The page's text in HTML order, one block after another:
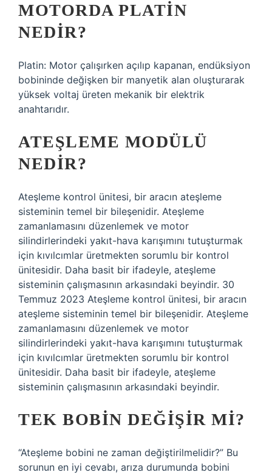
MOTORDA PLATIN
NEDIR?
Platin: Motor çalışırken açılıp kapanan, endüksiyon
bobininde değişken bir manyetik alan oluşturarak
yüksek voltaj üreten mekanik bir elektrik
anahtarıdır.
ATEŞLEME MODÜLÜ
NEDIR?
Ateşleme kontrol ünitesi, bir aracın ateşleme
sisteminin temel bir bileşenidir. Ateşleme
zamanlamasını düzenlemek ve motor
silindirlerindeki yakıt-hava karışımını tutuşturmak
için kıvılcımlar üretmekten sorumlu bir kontrol
ünitesidir. Daha basit bir ifadeyle, ateşleme
sisteminin çalışmasının arkasındaki beyindir. 30
Temmuz 2023 Ateşleme kontrol ünitesi, bir aracın
ateşleme sisteminin temel bir bileşenidir. Ateşleme
zamanlamasını düzenlemek ve motor
silindirlerindeki yakıt-hava karışımını tutuşturmak
için kıvılcımlar üretmekten sorumlu bir kontrol
ünitesidir. Daha basit bir ifadeyle, ateşleme
sisteminin çalışmasının arkasındaki beyindir.
TEK BOBIN DEĞIŞIR MI?
“Ateşleme bobini ne zaman değiştirilmelidir?” Bu
sorunun en iyi cevabı, arıza durumunda bobini